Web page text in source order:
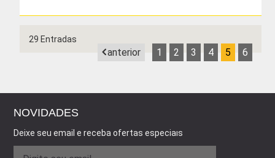
29 Entradas
anterior 1 2 3 4 5 6
NOVIDADES
Deixe seu email e receba ofertas especiaıs